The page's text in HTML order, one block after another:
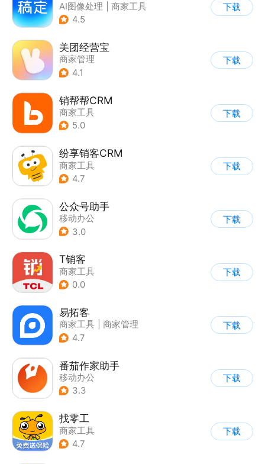
AI图像处理
商家工具
4.5
下载
美团经营宝
商家管理
4.1
下载
销帮帮CRM
商家工具
5.0
下载
纷享销客CRM
商家工具
4.7
下载
公众号助手
移动办公
3.0
下载
T销客
商家工具
0.0
下载
易拓客
商家工具
商家管理
4.7
下载
番茄作家助手
移动办公
3.3
下载
找零工
商家工具
4.7
下载